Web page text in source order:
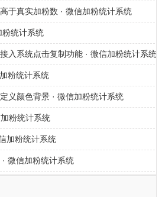
于真实加粉数 · 微信加粉统计系统
粉统计系统
入系统点击复制功能 · 微信加粉统计系统
粉统计系统
义颜色背景 · 微信加粉统计系统
粉统计系统
加粉统计系统
微信加粉统计系统